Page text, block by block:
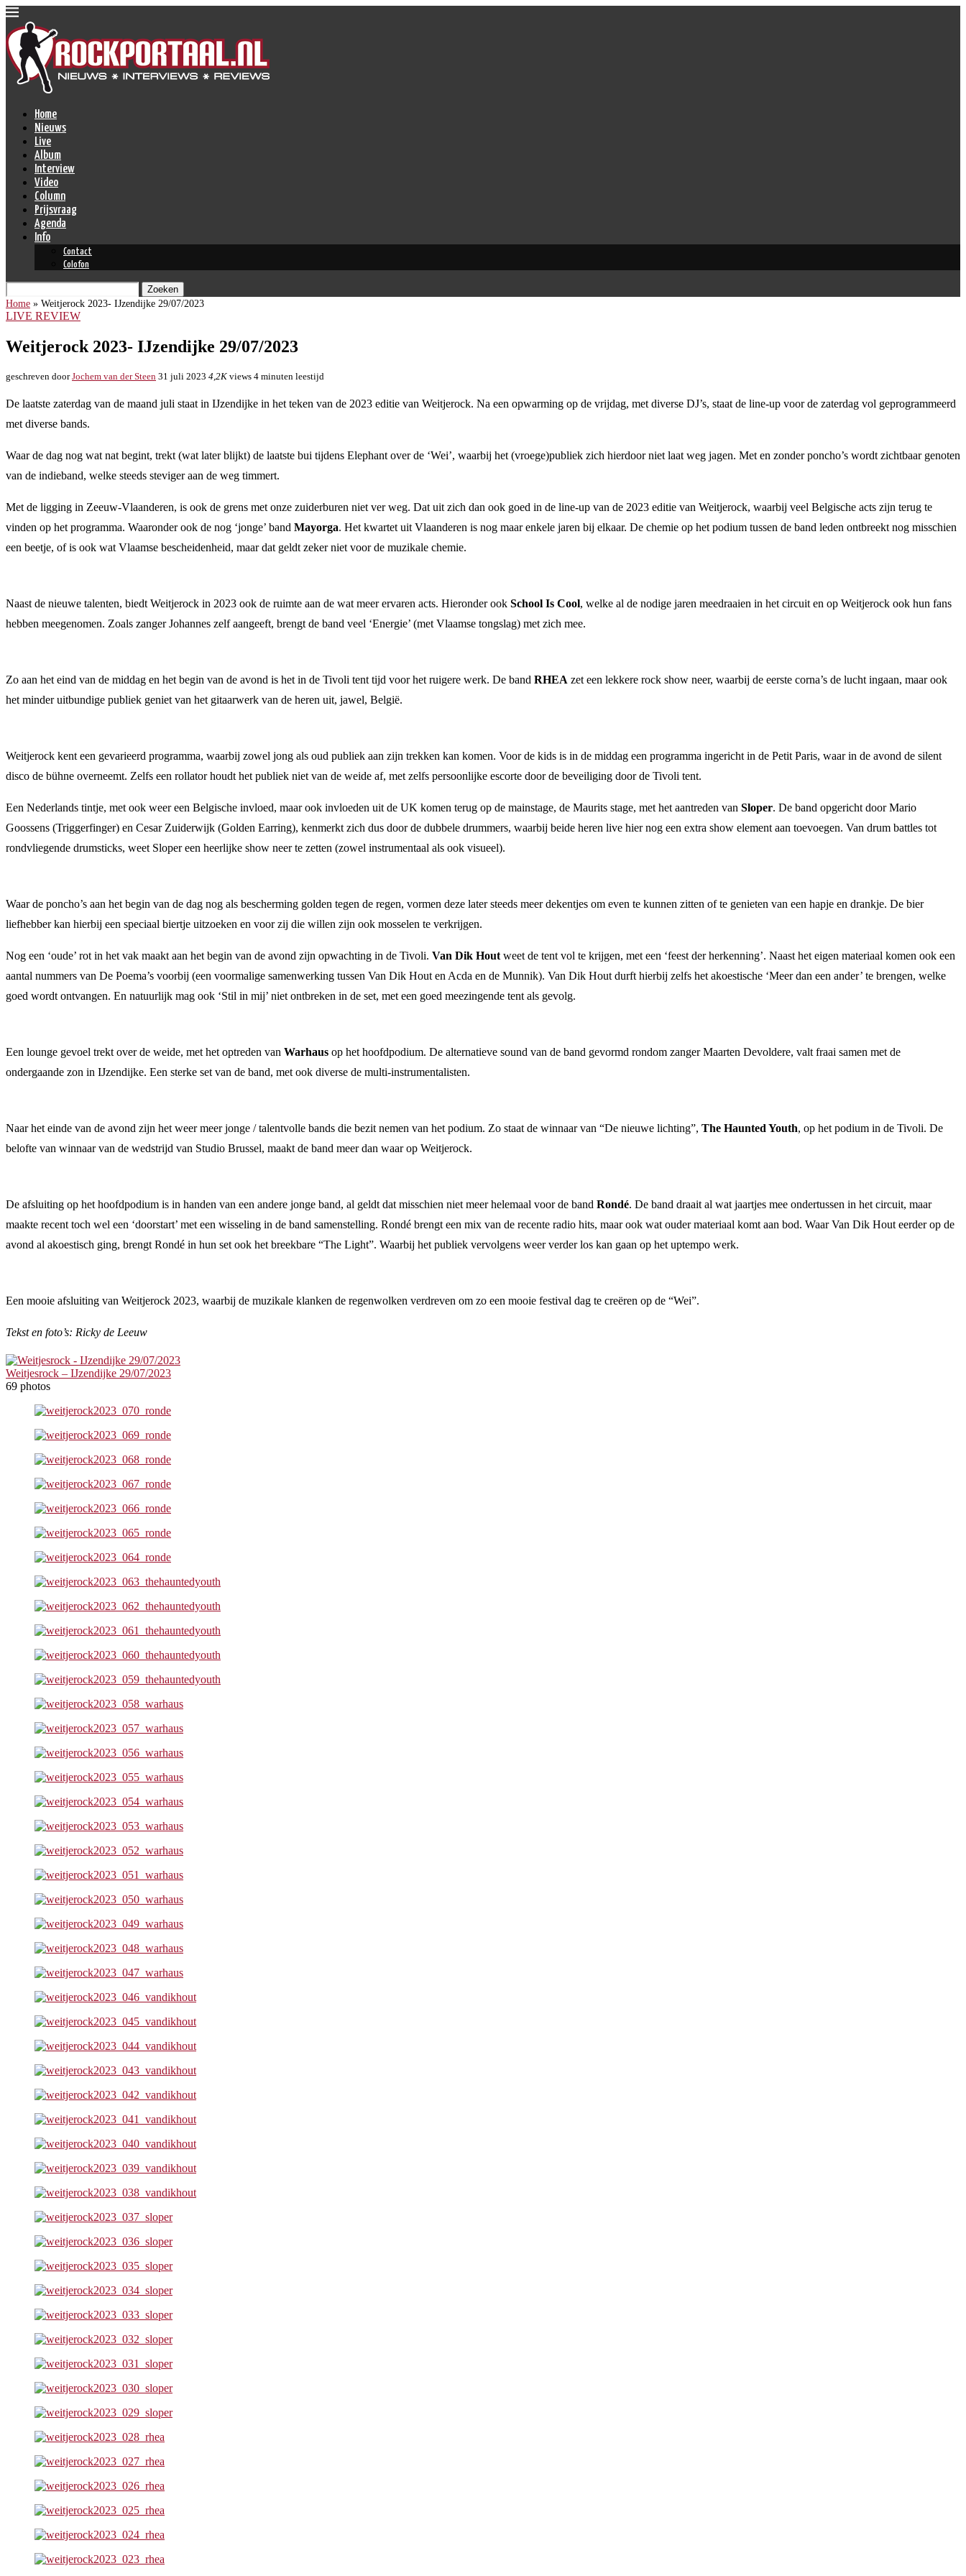
Home
Nieuws
Live
Album
Interview
Video
Column
Prijsvraag
Agenda
Info
Contact
Colofon
Zoeken
Home » Weitjerock 2023- IJzendijke 29/07/2023
LIVE REVIEW
Weitjerock 2023- IJzendijke 29/07/2023
geschreven doorJochem van der Steen 31 juli 2023 4,2K views 4 minuten leestijd
De laatste zaterdag van de maand juli staat in IJzendijke in het teken van de 2023 editie van Weitjerock. Na een opwarming op de vrijdag, met diverse DJ’s, staat de line-up voor de zaterdag vol geprogrammeerd
met diverse bands.
Waar de dag nog wat nat begint, trekt (wat later blijkt) de laatste bui tijdens Elephant over de ‘Wei’, waarbij het (vroege)publiek zich hierdoor niet laat weg jagen. Met en zonder poncho’s wordt zichtbaar genoten
van de indieband, welke steeds steviger aan de weg timmert.
Met de ligging in Zeeuw-Vlaanderen, is ook de grens met onze zuiderburen niet ver weg. Dat uit zich dan ook goed in de line-up van de 2023 editie van Weitjerock, waarbij veel Belgische acts zijn terug te
vinden op het programma. Waaronder ook de nog ‘jonge’ band Mayorga. Het kwartet uit Vlaanderen is nog maar enkele jaren bij elkaar. De chemie op het podium tussen de band leden ontbreekt nog misschien
een beetje, of is ook wat Vlaamse bescheidenheid, maar dat geldt zeker niet voor de muzikale chemie.
Naast de nieuwe talenten, biedt Weitjerock in 2023 ook de ruimte aan de wat meer ervaren acts. Hieronder ook School Is Cool, welke al de nodige jaren meedraaien in het circuit en op Weitjerock ook hun fans
hebben meegenomen. Zoals zanger Johannes zelf aangeeft, brengt de band veel ‘Energie’ (met Vlaamse tongslag) met zich mee.
Zo aan het eind van de middag en het begin van de avond is het in de Tivoli tent tijd voor het ruigere werk. De band RHEA zet een lekkere rock show neer, waarbij de eerste corna’s de lucht ingaan, maar ook
het minder uitbundige publiek geniet van het gitaarwerk van de heren uit, jawel, België.
Weitjerock kent een gevarieerd programma, waarbij zowel jong als oud publiek aan zijn trekken kan komen. Voor de kids is in de middag een programma ingericht in de Petit Paris, waar in de avond de silent
disco de bühne overneemt. Zelfs een rollator houdt het publiek niet van de weide af, met zelfs persoonlijke escorte door de beveiliging door de Tivoli tent.
Een Nederlands tintje, met ook weer een Belgische invloed, maar ook invloeden uit de UK komen terug op de mainstage, de Maurits stage, met het aantreden van Sloper. De band opgericht door Mario
Goossens (Triggerfinger) en Cesar Zuiderwijk (Golden Earring), kenmerkt zich dus door de dubbele drummers, waarbij beide heren live hier nog een extra show element aan toevoegen. Van drum battles tot
rondvliegende drumsticks, weet Sloper een heerlijke show neer te zetten (zowel instrumentaal als ook visueel).
Waar de poncho’s aan het begin van de dag nog als bescherming golden tegen de regen, vormen deze later steeds meer dekentjes om even te kunnen zitten of te genieten van een hapje en drankje. De bier
liefhebber kan hierbij een speciaal biertje uitzoeken en voor zij die willen zijn ook mosselen te verkrijgen.
Nog een ‘oude’ rot in het vak maakt aan het begin van de avond zijn opwachting in de Tivoli. Van Dik Hout weet de tent vol te krijgen, met een ‘feest der herkenning’. Naast het eigen materiaal komen ook een
aantal nummers van De Poema’s voorbij (een voormalige samenwerking tussen Van Dik Hout en Acda en de Munnik). Van Dik Hout durft hierbij zelfs het akoestische ‘Meer dan een ander’ te brengen, welke
goed wordt ontvangen. En natuurlijk mag ook ‘Stil in mij’ niet ontbreken in de set, met een goed meezingende tent als gevolg.
Een lounge gevoel trekt over de weide, met het optreden van Warhaus op het hoofdpodium. De alternatieve sound van de band gevormd rondom zanger Maarten Devoldere, valt fraai samen met de
ondergaande zon in IJzendijke. Een sterke set van de band, met ook diverse de multi-instrumentalisten.
Naar het einde van de avond zijn het weer meer jonge / talentvolle bands die bezit nemen van het podium. Zo staat de winnaar van “De nieuwe lichting”, The Haunted Youth, op het podium in de Tivoli. De
belofte van winnaar van de wedstrijd van Studio Brussel, maakt de band meer dan waar op Weitjerock.
De afsluiting op het hoofdpodium is in handen van een andere jonge band, al geldt dat misschien niet meer helemaal voor de band Rondé. De band draait al wat jaartjes mee ondertussen in het circuit, maar
maakte recent toch wel een ‘doorstart’ met een wisseling in de band samenstelling. Rondé brengt een mix van de recente radio hits, maar ook wat ouder materiaal komt aan bod. Waar Van Dik Hout eerder op de
avond al akoestisch ging, brengt Rondé in hun set ook het breekbare “The Light”. Waarbij het publiek vervolgens weer verder los kan gaan op het uptempo werk.
Een mooie afsluiting van Weitjerock 2023, waarbij de muzikale klanken de regenwolken verdreven om zo een mooie festival dag te creëren op de “Wei”.
Tekst en foto’s: Ricky de Leeuw
Weitjesrock – IJzendijke 29/07/2023
69 photos